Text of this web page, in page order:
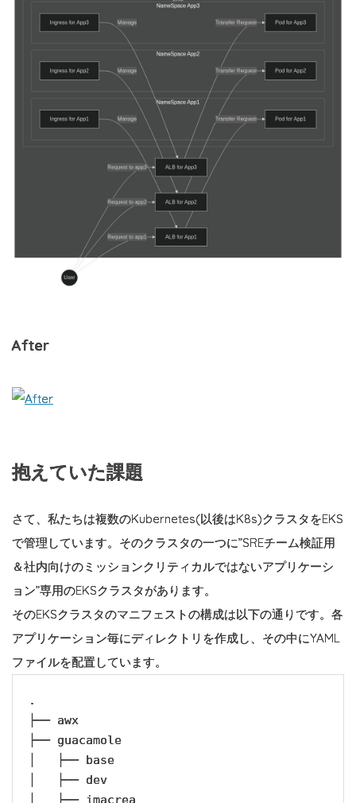
After
抱えていた課題
さて、私たちは複数のKubernetes(以後はK8s)クラスタをEKS
で管理しています。そのクラスタの一つに”SREチーム検証用
＆社内向けのミッションクリティカルではないアプリケーシ
ョン”専用のEKSクラスタがあります。
そのEKSクラスタのマニフェストの構成は以下の通りです。各
アプリケーション毎にディレクトリを作成し、その中にYAML
ファイルを配置しています。
.
├── awx
├── guacamole
│   ├── base
│   ├── dev
│   ├── imacrea